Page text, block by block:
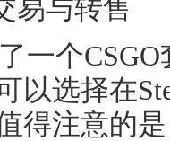
易与转售
一个
以选择在
得注意的